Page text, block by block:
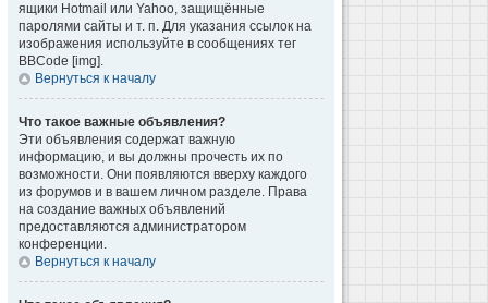
ящики Hotmail или Yahoo, защищённые
паролями сайты и т. п. Для указания ссылок на
изображения используйте в сообщениях тег
BBCode [img].
Вернуться к началу
Что такое важные объявления?
Эти объявления содержат важную
информацию, и вы должны прочесть их по
возможности. Они появляются вверху каждого
из форумов и в вашем личном разделе. Права
на создание важных объявлений
предоставляются администратором
конференции.
Вернуться к началу